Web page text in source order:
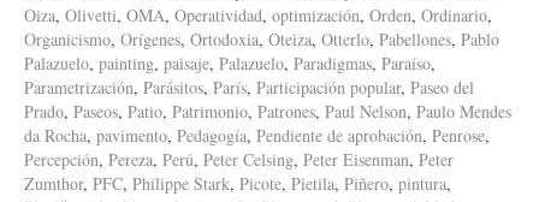
Oiza, Olivetti, OMA, Operatividad, optimización, Orden, Ordinario,
Organicismo, Orígenes, Ortodoxia, Oteiza, Otterlo, Pabellones, Pablo
Palazuelo, painting, paisaje, Palazuelo, Paradigmas, Paraíso,
Parametrización, Parásitos, París, Participación popular, Paseo del
Prado, Paseos, Patio, Patrimonio, Patrones, Paul Nelson, Paulo Mendes
da Rocha, pavimento, Pedagogía, Pendiente de aprobación, Penrose,
Percepción, Pereza, Perú, Peter Celsing, Peter Eisenman, Peter
Zumthor, PFC, Philippe Stark, Picote, Pietila, Piñero, pintura,